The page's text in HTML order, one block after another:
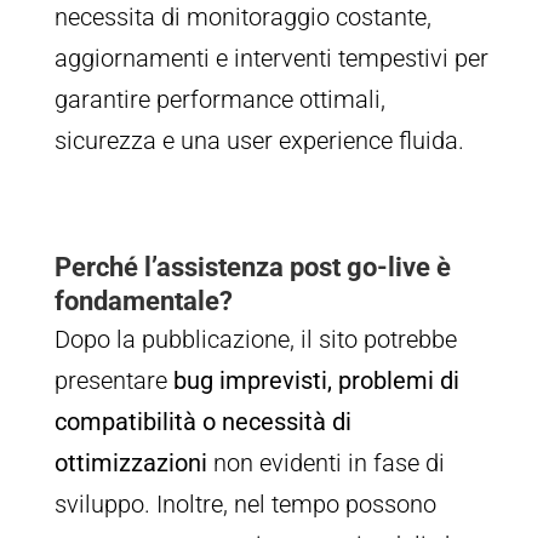
necessita di monitoraggio costante,
aggiornamenti e interventi tempestivi per
garantire performance ottimali,
sicurezza e una user experience fluida.
Perché l’assistenza post go-live è
fondamentale?
Dopo la pubblicazione, il sito potrebbe
presentare bug imprevisti, problemi di
compatibilità o necessità di
ottimizzazioni non evidenti in fase di
sviluppo. Inoltre, nel tempo possono